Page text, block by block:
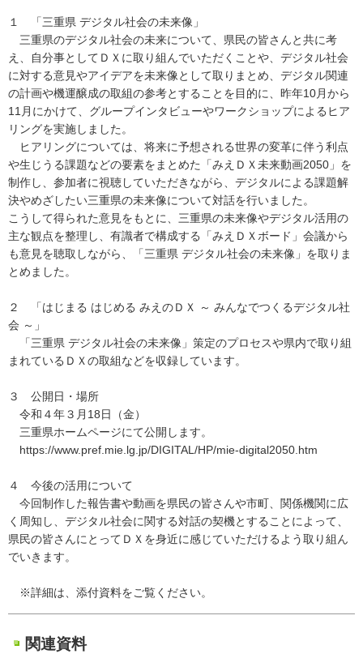
１ 「三重県 デジタル社会の未来像」
三重県のデジタル社会の未来について、県民の皆さんと共に考
え、自分事としてＤＸに取り組んでいただくことや、デジタル社会
に対する意見やアイデアを未来像として取りまとめ、デジタル関連
の計画や機運醸成の取組の参考とすることを目的に、昨年10月から
11月にかけて、グループインタビューやワークショップによるヒア
リングを実施しました。
ヒアリングについては、将来に予想される世界の変革に伴う利点
や生じうる課題などの要素をまとめた「みえＤＸ未来動画2050」を
制作し、参加者に視聴していただきながら、デジタルによる課題解
決やめざしたい三重県の未来像について対話を行いました。
こうして得られた意見をもとに、三重県の未来像やデジタル活用の
主な観点を整理し、有識者で構成する「みえＤＸボード」会議から
も意見を聴取しながら、「三重県 デジタル社会の未来像」を取りま
とめました。
２ 「はじまる はじめる みえのＤＸ ～ みんなでつくるデジタル社
会 ～」
「三重県 デジタル社会の未来像」策定のプロセスや県内で取り組
まれているＤＸの取組などを収録しています。
３ 公開日・場所
令和４年３月18日（金）
三重県ホームページにて公開します。
https://www.pref.mie.lg.jp/DIGITAL/HP/mie-digital2050.htm
４ 今後の活用について
今回制作した報告書や動画を県民の皆さんや市町、関係機関に広
く周知し、デジタル社会に関する対話の契機とすることによって、
県民の皆さんにとってＤＸを身近に感じていただけるよう取り組ん
でいきます。
※詳細は、添付資料をご覧ください。
関連資料